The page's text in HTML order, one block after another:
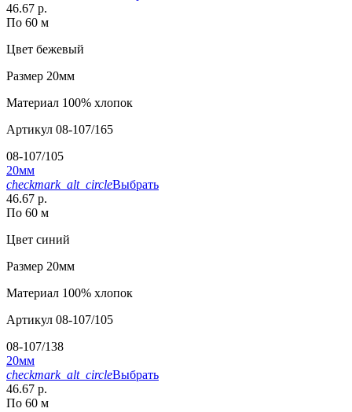
46.67 р.
По 60 м
Цвет бежевый
Размер 20мм
Материал 100% хлопок
Артикул 08-107/165
08-107/105
20мм
checkmark_alt_circleВыбрать
46.67 р.
По 60 м
Цвет синий
Размер 20мм
Материал 100% хлопок
Артикул 08-107/105
08-107/138
20мм
checkmark_alt_circleВыбрать
46.67 р.
По 60 м